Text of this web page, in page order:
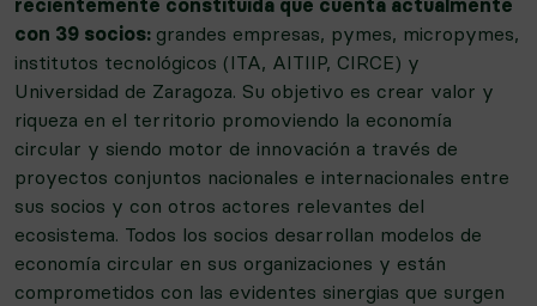
recientemente constituida que cuenta actualmente
con 39 socios: grandes empresas, pymes, micropymes,
institutos tecnológicos (ITA, AITIIP, CIRCE) y
Universidad de Zaragoza. Su objetivo es crear valor y
riqueza en el territorio promoviendo la economía
circular y siendo motor de innovación a través de
proyectos conjuntos nacionales e internacionales entre
sus socios y con otros actores relevantes del
ecosistema. Todos los socios desarrollan modelos de
economía circular en sus organizaciones y están
comprometidos con las evidentes sinergias que surgen